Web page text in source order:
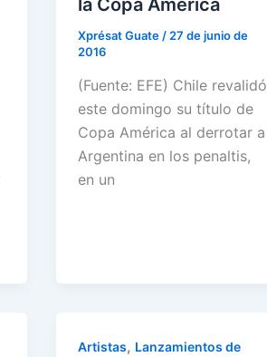
Xprésat Guate / 27 de junio de
2016
(Fuente: EFE) Chile revalidó
este domingo su título de
Copa América al derrotar a
Argentina en los penaltis,
en un
Artistas, Lanzamientos de